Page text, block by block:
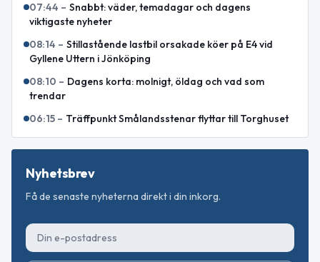
07:44 – Snabbt: väder, temadagar och dagens
viktigaste nyheter
08:14 – Stillastående lastbil orsakade köer på E4 vid
Gyllene Uttern i Jönköping
08:10 – Dagens korta: molnigt, öldag och vad som
trendar
06:15 – Träffpunkt Smålandsstenar flyttar till Torghuset
Nyhetsbrev
Få de senaste nyheterna direkt i din inkorg.